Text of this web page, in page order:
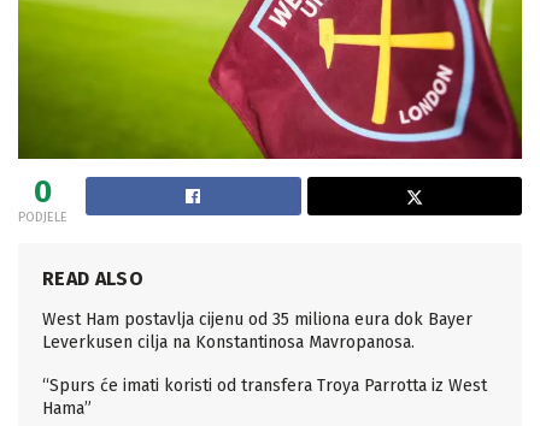
0
PODJELE
READ ALSO
West Ham postavlja cijenu od 35 miliona eura dok Bayer
Leverkusen cilja na Konstantinosa Mavropanosa.
“Spurs će imati koristi od transfera Troya Parrotta iz West
Hama”